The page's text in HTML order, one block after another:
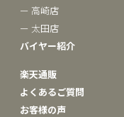
ー 高崎店
ー 太田店
バイヤー紹介
楽天通販
よくあるご質問
お客様の声